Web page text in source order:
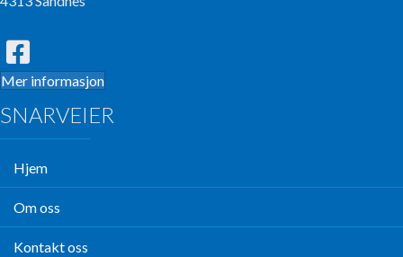
Mer informasjon
SNARVEIER
Hjem
Om oss
Kontakt oss